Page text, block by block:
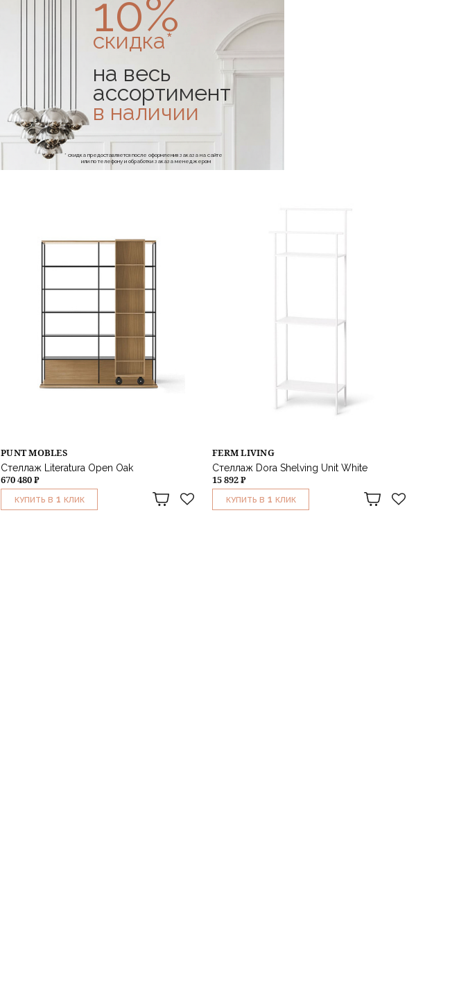
PUNT MOBLES
Стеллаж Literatura Open Oak
670 480 ₽
КУПИТЬ В 1 КЛИК
FERM LIVING
Стеллаж Dora Shelving Unit White
15 892 ₽
КУПИТЬ В 1 КЛИК
10%
скидка*
на весь
ассортимент
в наличии
* скидка предоставляется после оформления заказа на сайте
или по телефону и обработки заказа менеджером